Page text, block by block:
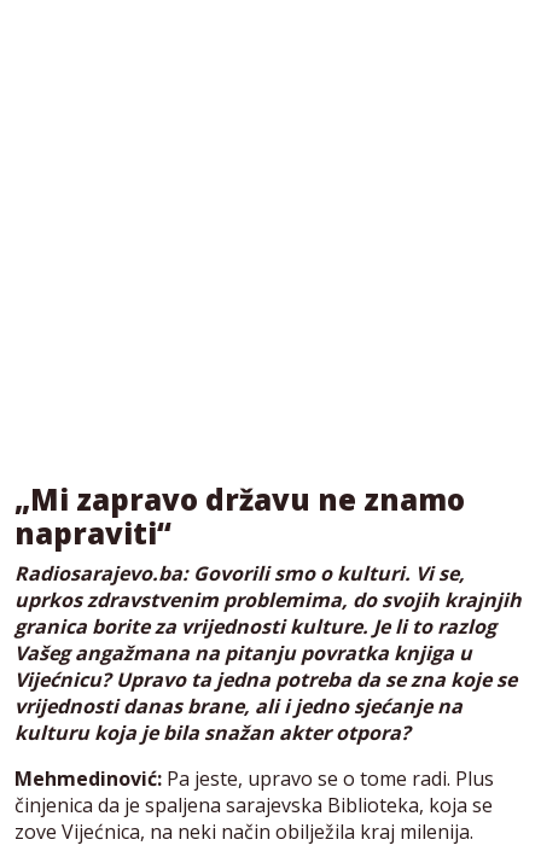
„Mi zapravo državu ne znamo
napraviti“
Radiosarajevo.ba: Govorili smo o kulturi. Vi se,
uprkos zdravstvenim problemima, do svojih krajnjih
granica borite za vrijednosti kulture. Je li to razlog
Vašeg angažmana na pitanju povratka knjiga u
Vijećnicu? Upravo ta jedna potreba da se zna koje se
vrijednosti danas brane, ali i jedno sjećanje na
kulturu koja je bila snažan akter otpora?
Mehmedinović: Pa jeste, upravo se o tome radi. Plus
činjenica da je spaljena sarajevska Biblioteka, koja se
zove Vijećnica, na neki način obilježila kraj milenija.